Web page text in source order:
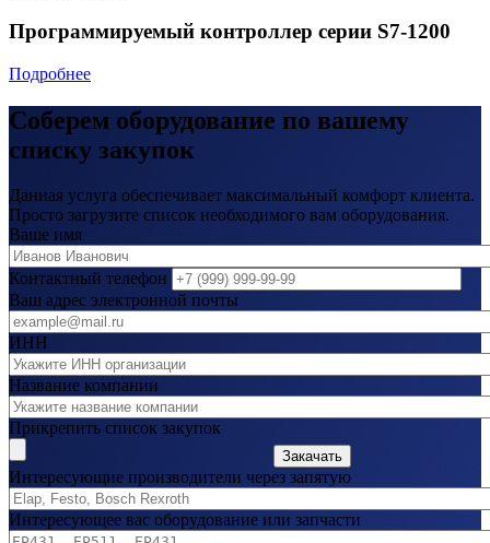
Программируемый контроллер серии S7-1200
Подробнее
Соберем оборудование по вашему
списку закупок
Данная услуга обеспечивает максимальный комфорт клиента.
Просто загрузите список необходимого вам оборудования.
Ваше имя
Контактный телефон
Ваш адрес электронной почты
ИНН
Название компании
Прикрепить список закупок
Закачать
Интересующие производители через запятую
Интересующее вас оборудование или запчасти